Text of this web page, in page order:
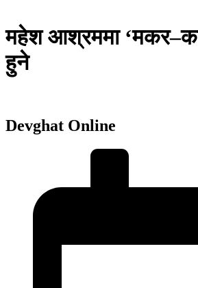
महेश आश्रममा
हुने
Devghat Online